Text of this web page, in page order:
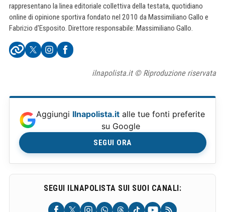
rappresentano la linea editoriale collettiva della testata, quotidiano
online di opinione sportiva fondato nel 2010 da Massimiliano Gallo e
Fabrizio d'Esposito. Direttore responsabile: Massimiliano Gallo.
ilnapolista.it © Riproduzione riservata
Aggiungi Ilnapolista.it alle tue fonti preferite
su Google
SEGUI ORA
SEGUI ILNAPOLISTA SUI SUOI CANALI: